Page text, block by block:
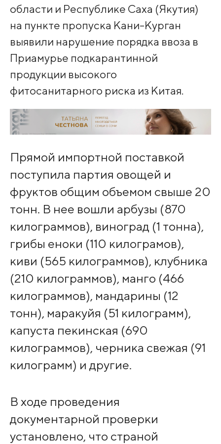
области и Республике Саха (Якутия)
на пункте пропуска Кани-Курган
выявили нарушение порядка ввоза в
Приамурье подкарантинной
продукции высокого
фитосанитарного риска из Китая.
Прямой импортной поставкой
поступила партия овощей и
фруктов общим объемом свыше 20
тонн. В нее вошли арбузы (870
килограммов), виноград (1 тонна),
грибы еноки (110 килограмов),
киви (565 килограммов), клубника
(210 килограммов), манго (466
килограммов), мандарины (12
тонн), маракуйя (51 килограмм),
капуста пекинская (690
килограммов), черника свежая (91
килограмм) и другие.
В ходе проведения
документарной проверки
установлено, что страной